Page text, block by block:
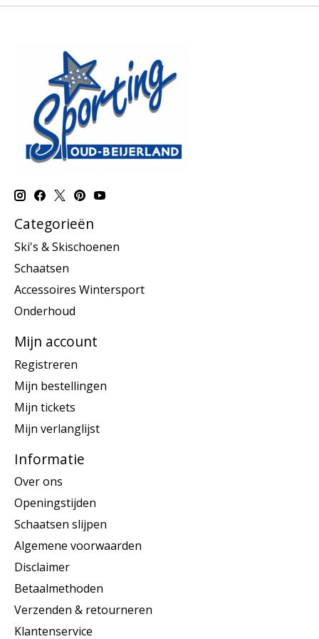
Categorieën
Ski's & Skischoenen
Schaatsen
Accessoires Wintersport
Onderhoud
Mijn account
Registreren
Mijn bestellingen
Mijn tickets
Mijn verlanglijst
Informatie
Over ons
Openingstijden
Schaatsen slijpen
Algemene voorwaarden
Disclaimer
Betaalmethoden
Verzenden & retourneren
Klantenservice